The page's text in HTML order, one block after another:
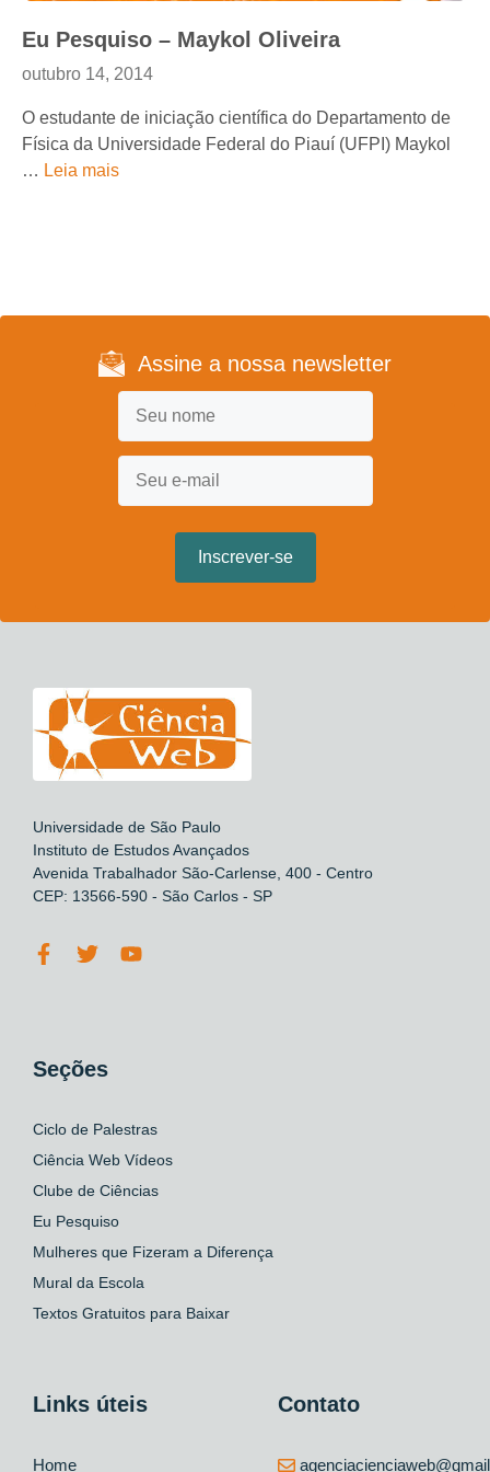
Eu Pesquiso – Maykol Oliveira
outubro 14, 2014
O estudante de iniciação científica do Departamento de
Física da Universidade Federal do Piauí (UFPI) Maykol
… Leia mais
Assine a nossa newsletter
Universidade de São Paulo
Instituto de Estudos Avançados
Avenida Trabalhador São-Carlense, 400 - Centro
CEP: 13566-590 - São Carlos - SP
Seções
Ciclo de Palestras
Ciência Web Vídeos
Clube de Ciências
Eu Pesquiso
Mulheres que Fizeram a Diferença
Mural da Escola
Textos Gratuitos para Baixar
Links úteis
Home
Contato